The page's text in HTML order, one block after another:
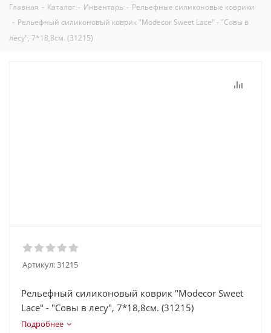
Главная - Каталог - Инвентарь - Рельефные силиконовые коврики
- Рельефный силиконовый коврик "Modecor Sweet Lace" - "Совы в
лесу", 7*18,8см. (31215)
Артикул:31215
Рельефный силиконовый коврик "Modecor Sweet
Lace" - "Совы в лесу", 7*18,8см. (31215)
Подробнее